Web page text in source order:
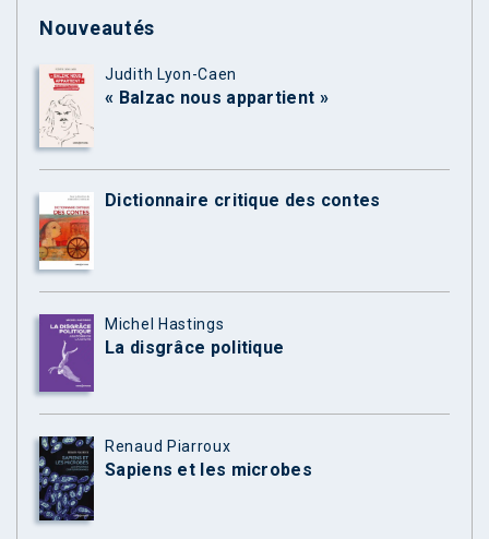
Nouveautés
Judith Lyon-Caen
« Balzac nous appartient »
Dictionnaire critique des contes
Michel Hastings
La disgrâce politique
Renaud Piarroux
Sapiens et les microbes